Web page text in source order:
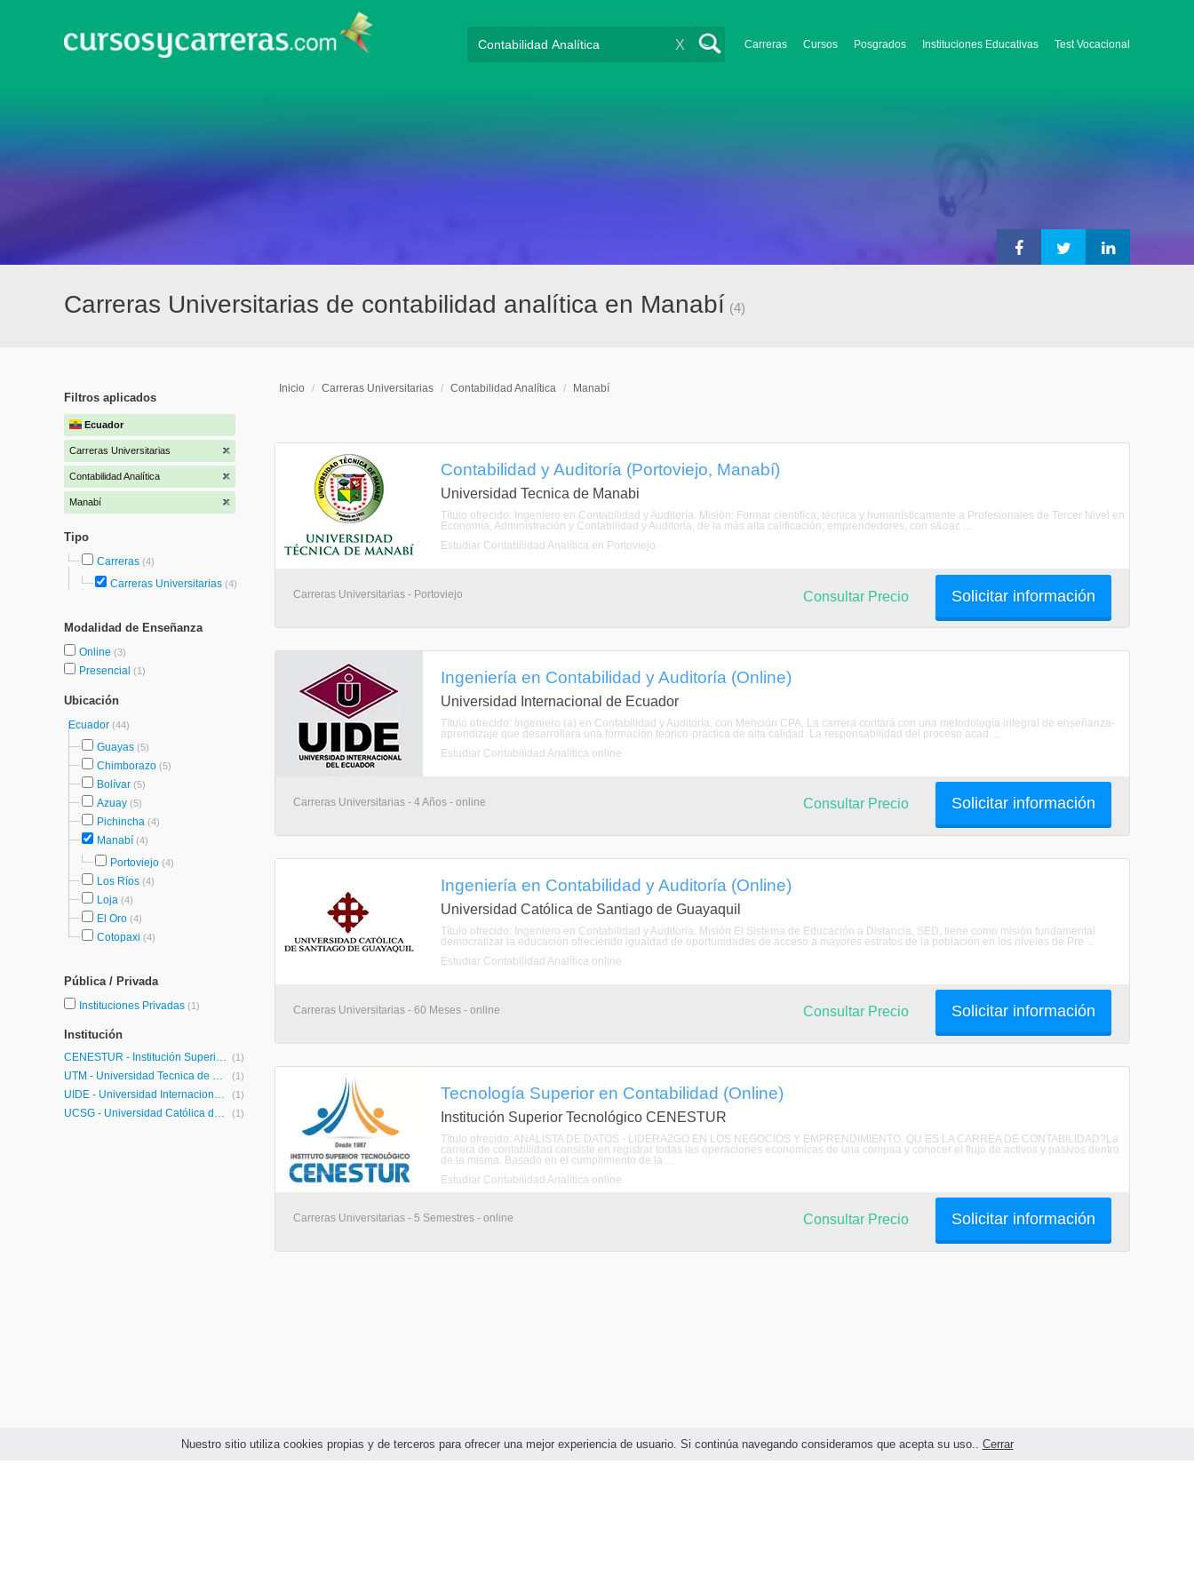
Nuestro sitio utiliza cookies propias y de terceros para ofrecer una mejor experiencia de usuario. Si continúa navegando consideramos que acepta su uso.. Cerrar
Carreras Cursos Posgrados Instituciones Educativas Test Vocacional
X
Carreras Universitarias de contabilidad analítica en Manabí (4)
Filtros aplicados
Ecuador
Carreras Universitarias
Contabilidad Analítica
Manabí
Tipo
Carreras (4)
Carreras Universitarias (4)
Modalidad de Enseñanza
Online (3)
Presencial (1)
Ubicación
Ecuador (44)
Guayas (5)
Chimborazo (5)
Bolívar (5)
Azuay (5)
Pichincha (4)
Manabí (4)
Portoviejo (4)
Los Ríos (4)
Loja (4)
El Oro (4)
Cotopaxi (4)
Pública / Privada
Instituciones Privadas (1)
Institución
CENESTUR - Institución Superior Tecnológico CENESTUR (1)
UTM - Universidad Tecnica de Manabi (1)
UIDE - Universidad Internacional de Ecuador (1)
UCSG - Universidad Católica de Santiago de Guayaquil (1)
Inicio / Carreras Universitarias / Contabilidad Analítica / Manabí
Contabilidad y Auditoría (Portoviejo, Manabí)
Universidad Tecnica de Manabi
Título ofrecido: Ingeniero en Contabilidad y Auditoría. Misión: Formar cientifica, técnica y humanísticamente a Profesionales de Tercer Nivel en
Economía, Administración y Contabilidad y Auditoria, de la más alta calificación; emprendedores, con s&oac ...
Estudiar Contabilidad Analítica en Portoviejo
Carreras Universitarias - Portoviejo Solicitar información
Consultar Precio
Ingeniería en Contabilidad y Auditoría (Online)
Universidad Internacional de Ecuador
Título ofrecido: Ingeniero (a) en Contabilidad y Auditoría, con Mención CPA. La carrera contará con una metodología integral de enseñanza-
aprendizaje que desarrollará una formación teórico-práctica de alta calidad. La responsabilidad del proceso acad ...
Estudiar Contabilidad Analítica online
Carreras Universitarias - 4 Años - online Solicitar información
Consultar Precio
Ingeniería en Contabilidad y Auditoría (Online)
Universidad Católica de Santiago de Guayaquil
Título ofrecido: Ingeniero en Contabilidad y Auditoria. Misión El Sistema de Educación a Distancia, SED, tiene como misión fundamental
democratizar la educación ofreciendo igualdad de oportunidades de acceso a mayores estratos de la población en los niveles de Pre ...
Estudiar Contabilidad Analítica online
Carreras Universitarias - 60 Meses - online Solicitar información
Consultar Precio
Tecnología Superior en Contabilidad (Online)
Institución Superior Tecnológico CENESTUR
Título ofrecido: ANALISTA DE DATOS - LIDERAZGO EN LOS NEGOCIOS Y EMPRENDIMIENTO. QU ES LA CARREA DE CONTABILIDAD?La
carrera de contabilidad consiste en registrar todas las operaciones economicas de una compaa y conocer el flujo de activos y pasivos dentro
de la misma. Basado en el cumplimiento de la ...
Estudiar Contabilidad Analítica online
Carreras Universitarias - 5 Semestres - online Solicitar información
Consultar Precio